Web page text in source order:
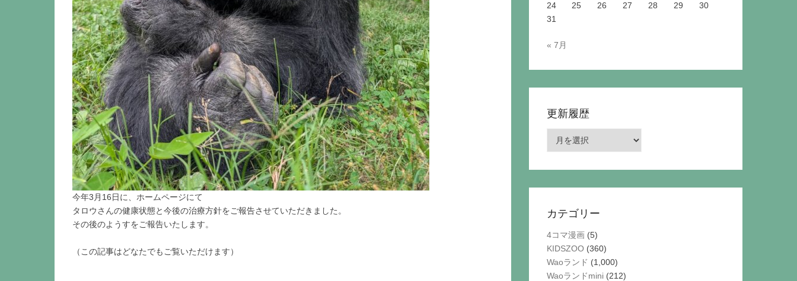
今年3月16日に、ホームページにて
タロウさんの健康状態と今後の治療方針をご報告させていただきました。
その後のようすをご報告いたします。
（この記事はどなたでもご覧いただけます）
24
25 26 27 28 29
30
31
« 7月
更新履歴
カテゴリー
4コマ漫画 (5)
KIDSZOO (360)
Waoランド (1,000)
Waoランドmini (212)